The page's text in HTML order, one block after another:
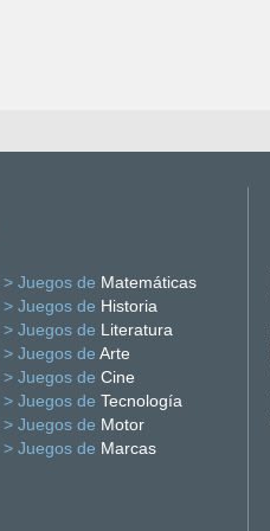
> Juegos de Matemáticas
> Juegos de Historia
> Juegos de Literatura
> Juegos de Arte
> Juegos de Cine
> Juegos de Tecnología
> Juegos de Motor
> Juegos de Marcas